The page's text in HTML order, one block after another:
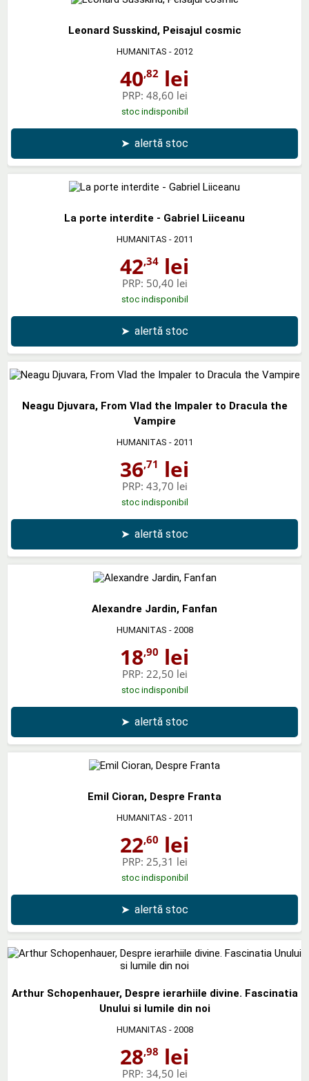
Leonard Susskind, Peisajul cosmic
HUMANITAS - 2012
40,82 lei
PRP: 48,60 lei
stoc indisponibil
➤ alertă stoc
La porte interdite - Gabriel Liiceanu
HUMANITAS - 2011
42,34 lei
PRP: 50,40 lei
stoc indisponibil
➤ alertă stoc
Neagu Djuvara, From Vlad the Impaler to Dracula the
Vampire
HUMANITAS - 2011
36,71 lei
PRP: 43,70 lei
stoc indisponibil
➤ alertă stoc
Alexandre Jardin, Fanfan
HUMANITAS - 2008
18,90 lei
PRP: 22,50 lei
stoc indisponibil
➤ alertă stoc
Emil Cioran, Despre Franta
HUMANITAS - 2011
22,60 lei
PRP: 25,31 lei
stoc indisponibil
➤ alertă stoc
Arthur Schopenhauer, Despre ierarhiile divine. Fascinatia
Unului si lumile din noi
HUMANITAS - 2008
28,98 lei
PRP: 34,50 lei